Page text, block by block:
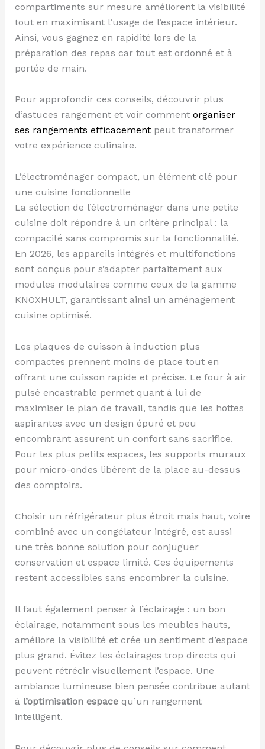
compartiments sur mesure améliorent la visibilité
tout en maximisant l’usage de l’espace intérieur.
Ainsi, vous gagnez en rapidité lors de la
préparation des repas car tout est ordonné et à
portée de main.
Pour approfondir ces conseils, découvrir plus
d’astuces rangement et voir comment organiser
ses rangements efficacementpeut transformer
votre expérience culinaire.
L’électroménager compact, un élément clé pour
une cuisine fonctionnelle
La sélection de l’électroménager dans une petite
cuisine doit répondre à un critère principal : la
compacité sans compromis sur la fonctionnalité.
En 2026, les appareils intégrés et multifonctions
sont conçus pour s’adapter parfaitement aux
modules modulaires comme ceux de la gamme
KNOXHULT, garantissant ainsi un aménagement
cuisine optimisé.
Les plaques de cuisson à induction plus
compactes prennent moins de place tout en
offrant une cuisson rapide et précise. Le four à air
pulsé encastrable permet quant à lui de
maximiser le plan de travail, tandis que les hottes
aspirantes avec un design épuré et peu
encombrant assurent un confort sans sacrifice.
Pour les plus petits espaces, les supports muraux
pour micro-ondes libèrent de la place au-dessus
des comptoirs.
Choisir un réfrigérateur plus étroit mais haut, voire
combiné avec un congélateur intégré, est aussi
une très bonne solution pour conjuguer
conservation et espace limité. Ces équipements
restent accessibles sans encombrer la cuisine.
Il faut également penser à l’éclairage : un bon
éclairage, notamment sous les meubles hauts,
améliore la visibilité et crée un sentiment d’espace
plus grand. Évitez les éclairages trop directs qui
peuvent rétrécir visuellement l’espace. Une
ambiance lumineuse bien pensée contribue autant
à l’optimisation espacequ’un rangement
intelligent.